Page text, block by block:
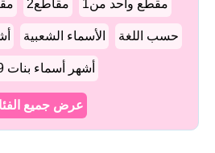
مقطع واحد من1 مقاطع2
حسب اللغة الأسماء الشعبية
أشهر أسماء بنات 2019
عرض جميع